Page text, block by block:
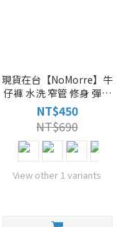
現貨在台【NoMorre】牛
仔褲 水洗 窄管 修身 彈性
牛仔褲男 牛仔長褲 M-4L
共5款 [5632-P29]
NT$450
NT$690
View other 1 variants